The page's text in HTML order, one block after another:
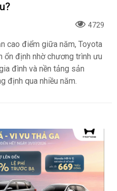
4729
cao điểm giữa năm, Toyota
định nhờ chương trình ưu
đình và nền tảng sản
định qua nhiều năm.